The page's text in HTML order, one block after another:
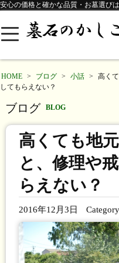
安心の価格と確かな品質・お墓選び
HOME > ブログ > 小話 >
高く
してもらえない？
ブログ BLOG
高くても地
と、修理や
らえない？
2016年12月3日